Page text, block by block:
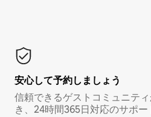
安心して予約しましょう
信頼できるゲストコミュニテ
き、24時間365日対応のサポー